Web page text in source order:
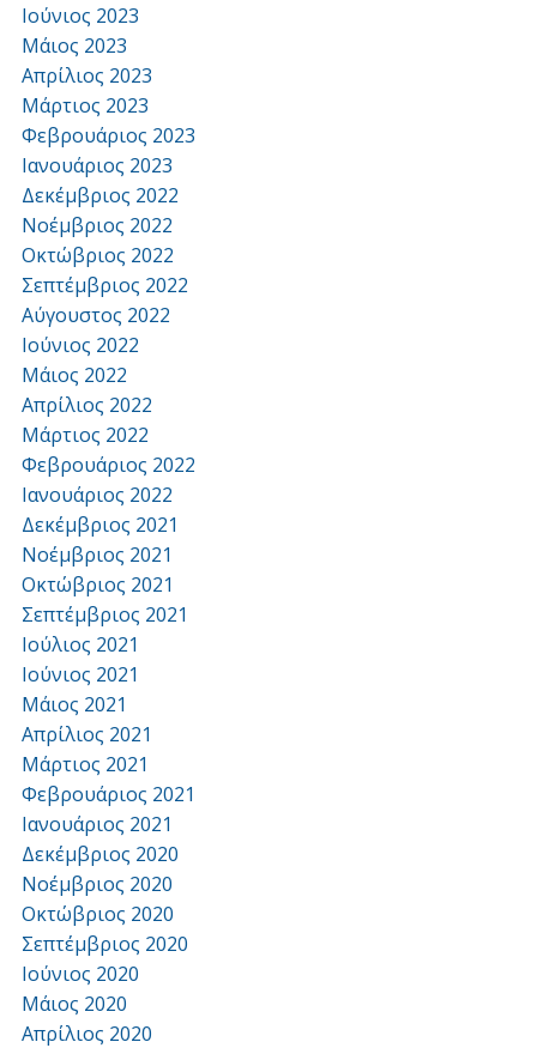
Ιούνιος 2023
Μάιος 2023
Απρίλιος 2023
Μάρτιος 2023
Φεβρουάριος 2023
Ιανουάριος 2023
Δεκέμβριος 2022
Νοέμβριος 2022
Οκτώβριος 2022
Σεπτέμβριος 2022
Αύγουστος 2022
Ιούνιος 2022
Μάιος 2022
Απρίλιος 2022
Μάρτιος 2022
Φεβρουάριος 2022
Ιανουάριος 2022
Δεκέμβριος 2021
Νοέμβριος 2021
Οκτώβριος 2021
Σεπτέμβριος 2021
Ιούλιος 2021
Ιούνιος 2021
Μάιος 2021
Απρίλιος 2021
Μάρτιος 2021
Φεβρουάριος 2021
Ιανουάριος 2021
Δεκέμβριος 2020
Νοέμβριος 2020
Οκτώβριος 2020
Σεπτέμβριος 2020
Ιούνιος 2020
Μάιος 2020
Απρίλιος 2020